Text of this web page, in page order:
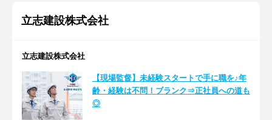
立志建設株式会社
立志建設株式会社
【現場監督】未経験スタートで手に職を♪年
齢・経験は不問！ブランク⇒正社員への道も
◎